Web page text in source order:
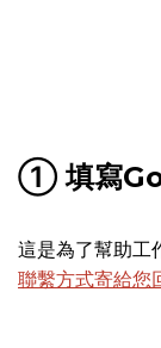
① 填寫
這是為了幫助工
聯繫方式寄給您